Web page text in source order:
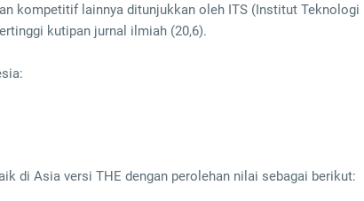
kompetitif lainnya ditunjukkan oleh ITS (Institut Teknologi
kutipan jurnal ilmiah (20,6).
di Asia versi THE dengan perolehan nilai sebagai berikut: